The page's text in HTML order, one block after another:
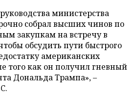
министерства
собрал высших чинов по
закупкам на встречу в
обсудить пути быстрого
американских
того как он получил гневный
Дональда Трампа», –